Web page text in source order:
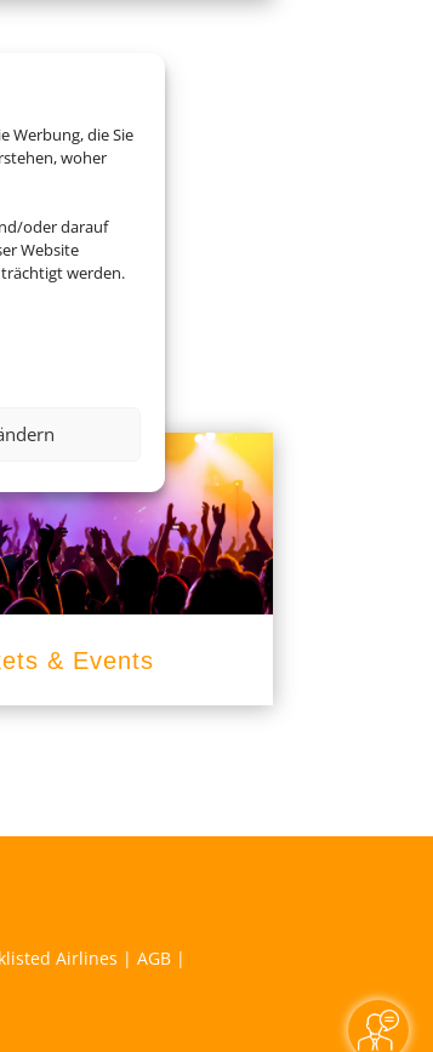
Werbung, die Sie
woher
oder darauf
Website
werden.
& Events
Airlines | AGB|